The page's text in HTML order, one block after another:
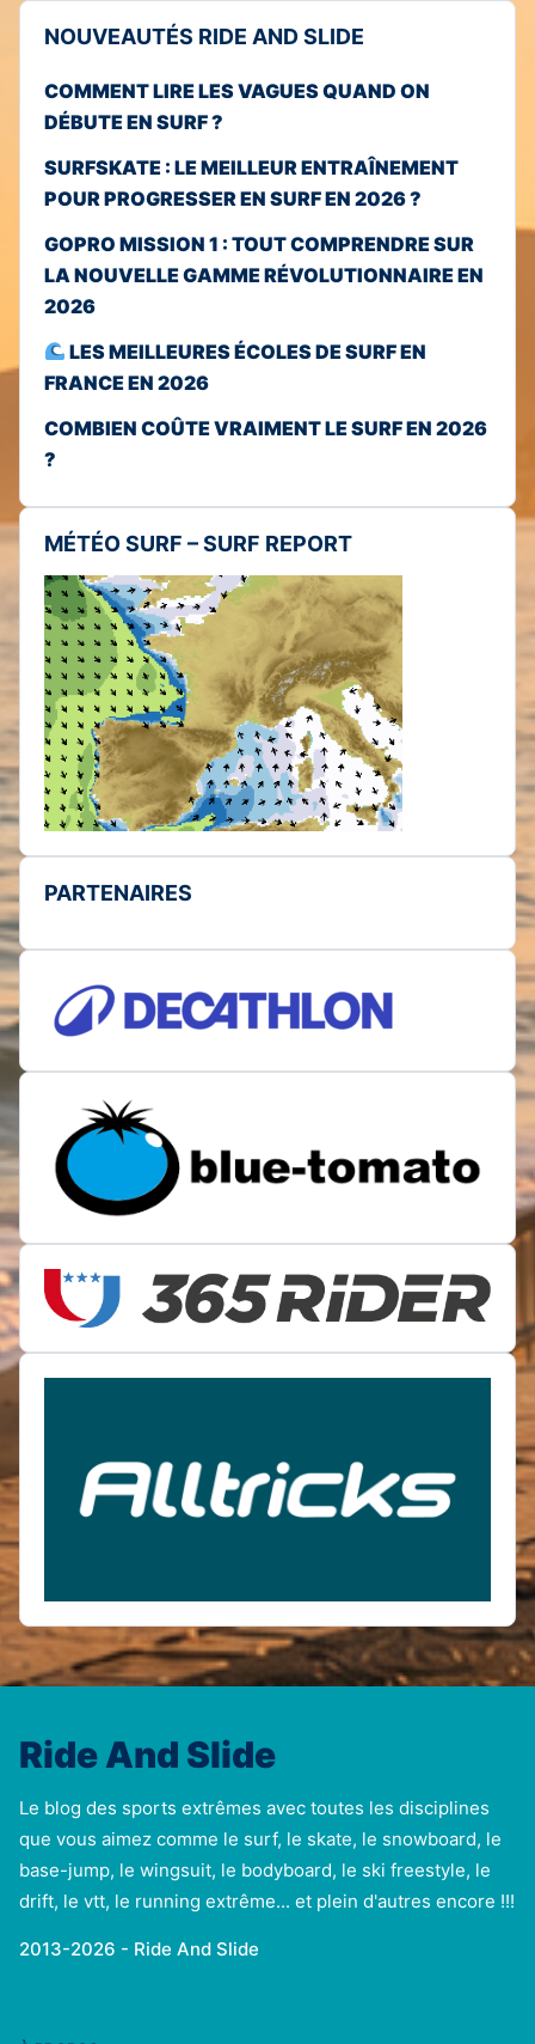
NOUVEAUTÉS RIDE AND SLIDE
COMMENT LIRE LES VAGUES QUAND ON
DÉBUTE EN SURF ?
SURFSKATE : LE MEILLEUR ENTRAÎNEMENT
POUR PROGRESSER EN SURF EN 2026 ?
GOPRO MISSION 1 : TOUT COMPRENDRE SUR
LA NOUVELLE GAMME RÉVOLUTIONNAIRE EN
2026
LES MEILLEURES ÉCOLES DE SURF EN
FRANCE EN 2026
COMBIEN COÛTE VRAIMENT LE SURF EN 2026
?
MÉTÉO SURF – SURF REPORT
PARTENAIRES
Ride And Slide
Le blog des sports extrêmes avec toutes les disciplines
que vous aimez comme le surf, le skate, le snowboard, le
base-jump, le wingsuit, le bodyboard, le ski freestyle, le
drift, le vtt, le running extrême... et plein d'autres encore !!!
2013-2026 - Ride And Slide